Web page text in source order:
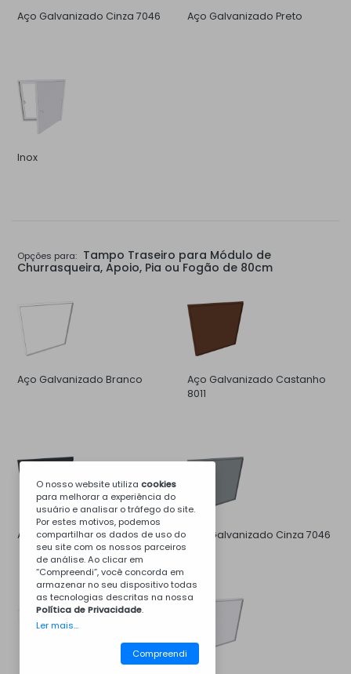
Aço Galvanizado Cinza 7046 Aço Galvanizado Preto
Inox
Opções para: Tampo Traseiro para Módulo de
Churrasqueira, Apoio, Pia ou Fogão de 80cm
Aço Galvanizado Branco
Aço Galvanizado Castanho
8011
Aço Galvanizado Cinza 7016 Aço Galvanizado Cinza 7046
O nosso website utiliza cookies
para melhorar a experiência do
usuário e analisar o tráfego do site.
Por estes motivos, podemos
compartilhar os dados de uso do
seu site com os nossos parceiros
de análise. Ao clicar em
“Compreendi”, você concorda em
armazenar no seu dispositivo todas
as tecnologias descritas na nossa
Política de Privacidade.
Ler mais...
Compreendi